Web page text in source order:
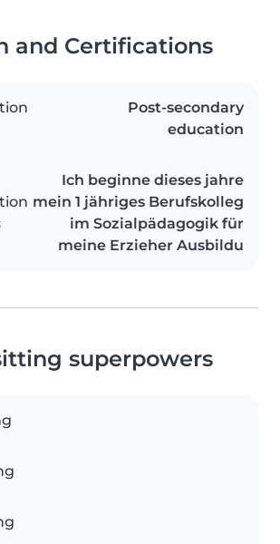
and Certifications
Post-secondary
education
Ich beginne dieses jahre
mein 1 jähriges Berufskolleg
im Sozialpädagogik für
meine Erzieher Ausbildu
superpowers